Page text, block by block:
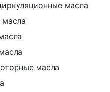
масла
масла